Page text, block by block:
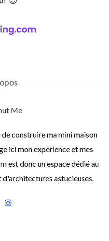
de construire ma mini maison
ici mon expérience et mes
est donc un espace dédié au
astucieuses.